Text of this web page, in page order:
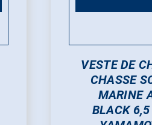
VESTE DE
CHASSE
MARINE
BLACK